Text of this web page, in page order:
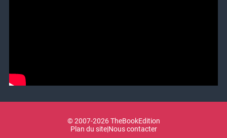
© 2007-2026 TheBookEdition
Plan du site|Nous contacter